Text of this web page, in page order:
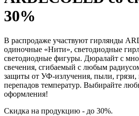
30%
В распродаже участвуют гирлянды
одиночные «Нити», светодиодные
светодиодные фигуры. Дюралайт с
свечения, сгибаемый с любым
защиты от УФ-излучения, пыли, грязи,
перепадов температур. Выбирайте
оформления!
Скидка на продукцию - до 30%.